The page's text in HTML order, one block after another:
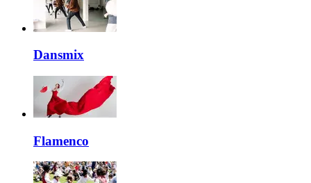
Dansmix
Flamenco